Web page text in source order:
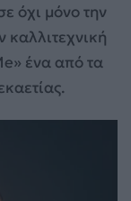
όχι μόνο την
καλλιτεχνική
ένα από τα